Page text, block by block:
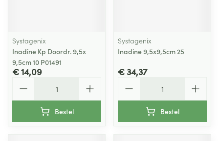
Systagenix
Inadine Kp Doordr. 9,5x
9,5cm 10 P01491
€ 14,09
Bestel
Systagenix
Inadine 9,5x9,5cm 25
€ 34,37
Bestel